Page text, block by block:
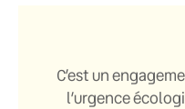
C’est un
l’urgence